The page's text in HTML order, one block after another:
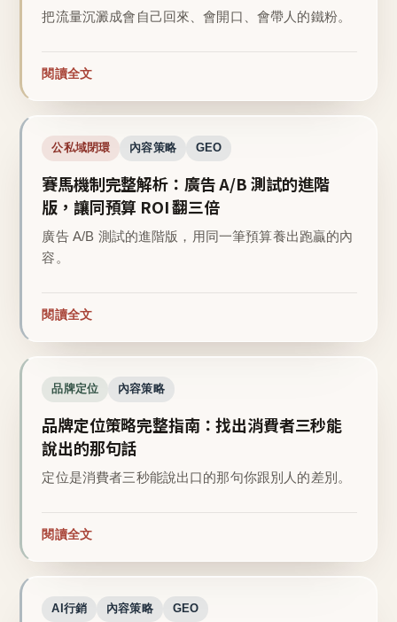
把流量沉澱成會自己回來、會開口、會帶人的鐵粉。
閱讀全文
公私域閉環 內容策略 GEO
賽馬機制完整解析：廣告 A/B 測試的進階
版，讓同預算 ROI 翻三倍
廣告 A/B 測試的進階版，用同一筆預算養出跑贏的內
容。
閱讀全文
品牌定位 內容策略
品牌定位策略完整指南：找出消費者三秒能
說出的那句話
定位是消費者三秒能說出口的那句你跟別人的差別。
閱讀全文
AI行銷 內容策略 GEO